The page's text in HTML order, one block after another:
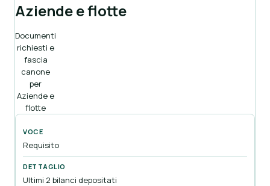
Aziende e flotte
Documenti
richiesti e
fascia
canone
per
Aziende e
flotte
Requisito
Ultimi 2 bilanci depositati